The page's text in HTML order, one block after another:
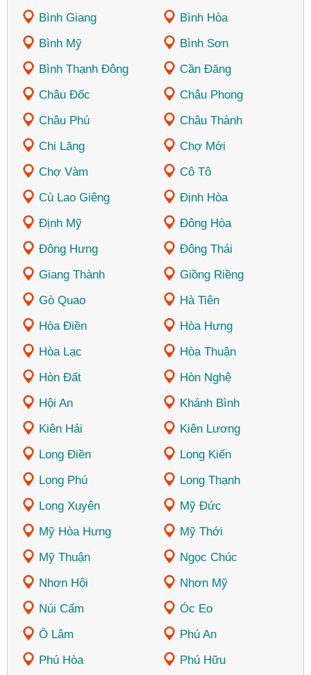
Bình Giang
Bình Hòa
Bình Mỹ
Bình Sơn
Bình Thạnh Đông
Cần Đăng
Châu Đốc
Châu Phong
Châu Phú
Châu Thành
Chi Lăng
Chợ Mới
Chợ Vàm
Cô Tô
Cù Lao Giêng
Định Hòa
Định Mỹ
Đông Hòa
Đông Hưng
Đông Thái
Giang Thành
Giồng Riềng
Gò Quao
Hà Tiên
Hòa Điền
Hòa Hưng
Hòa Lạc
Hòa Thuận
Hòn Đất
Hòn Nghệ
Hội An
Khánh Bình
Kiên Hải
Kiên Lương
Long Điền
Long Kiến
Long Phú
Long Thạnh
Long Xuyên
Mỹ Đức
Mỹ Hòa Hưng
Mỹ Thới
Mỹ Thuận
Ngọc Chúc
Nhơn Hội
Nhơn Mỹ
Núi Cấm
Óc Eo
Ô Lâm
Phú An
Phú Hòa
Phú Hữu